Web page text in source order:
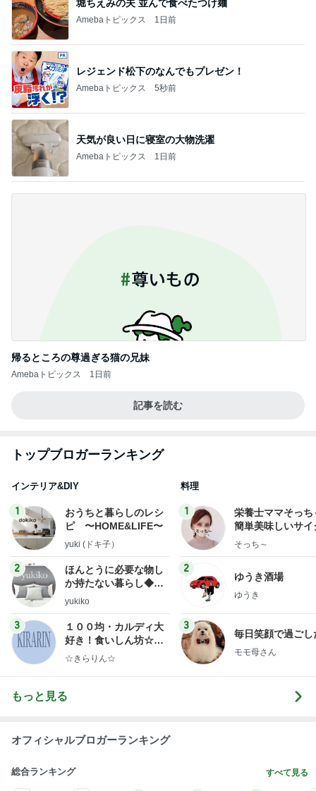
堀ちえみの夫 並んで食べたつけ麺
Amebaトピックス 1日前
レジェンド松下のなんでもプレゼン！
Amebaトピックス 5秒前
天気が良い日に寝室の大物洗濯
Amebaトピックス 1日前
帰るところの尊過ぎる猫の兄妹
Amebaトピックス 1日前
記事を読む
トップブロガーランキング
インテリア&DIY
1
おうちと暮らしのレシ
ピ 〜HOME&LIFE〜
yuki (ドキ子）
2
ほんとうに必要な物し
か持たない暮らし◆Ke
ep Life Simple◆〜イ
yukiko
3
１００均・カルディ大
好き！食いしん坊☆き
らりん☆のブログ
☆きらりん☆
料理
1
栄養士ママそっち
簡単美味しいサイ
献立
そっち～
2
ゆうき酒場
ゆうき
3
毎日笑顔で過ごし
モモ母さん
もっと見る
オフィシャルブロガーランキング
総合ランキング すべて見る